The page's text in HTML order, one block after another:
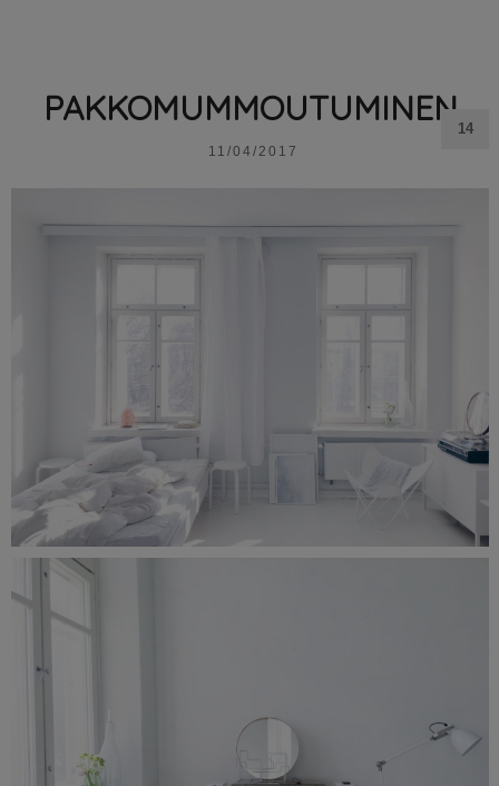
PAKKOMUMMOUTUMINEN
11/04/2017
14